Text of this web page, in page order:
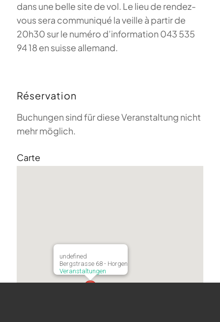
dans une belle site de vol. Le lieu de rendez-
vous sera communiqué la veille à partir de
20h30 sur le numéro d’information 043 535
94 18 en suisse allemand.
Réservation
Buchungen sind für diese Veranstaltung nicht
mehr möglich.
Carte
undefined
Bergstrasse 68 - Horgen
Veranstaltungen